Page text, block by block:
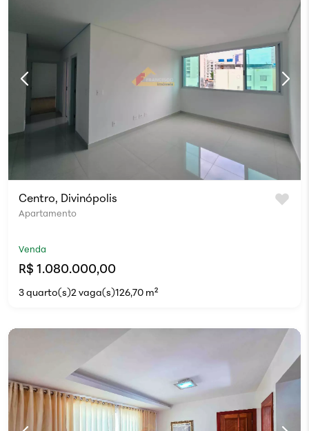
Centro, Divinópolis
Apartamento
Venda
R$ 1.080.000,00
3 quarto(s)2 vaga(s)126,70 m²